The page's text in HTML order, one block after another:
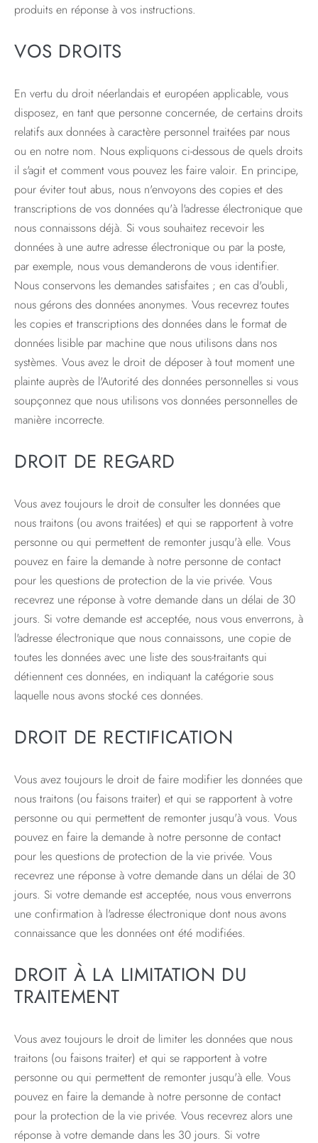
produits en réponse à vos instructions.
VOS DROITS
En vertu du droit néerlandais et européen applicable, vous
disposez, en tant que personne concernée, de certains droits
relatifs aux données à caractère personnel traitées par nous
ou en notre nom. Nous expliquons ci-dessous de quels droits
il s'agit et comment vous pouvez les faire valoir. En principe,
pour éviter tout abus, nous n'envoyons des copies et des
transcriptions de vos données qu'à l'adresse électronique que
nous connaissons déjà. Si vous souhaitez recevoir les
données à une autre adresse électronique ou par la poste,
par exemple, nous vous demanderons de vous identifier.
Nous conservons les demandes satisfaites ; en cas d'oubli,
nous gérons des données anonymes. Vous recevrez toutes
les copies et transcriptions des données dans le format de
données lisible par machine que nous utilisons dans nos
systèmes. Vous avez le droit de déposer à tout moment une
plainte auprès de l'Autorité des données personnelles si vous
soupçonnez que nous utilisons vos données personnelles de
manière incorrecte.
DROIT DE REGARD
Vous avez toujours le droit de consulter les données que
nous traitons (ou avons traitées) et qui se rapportent à votre
personne ou qui permettent de remonter jusqu'à elle. Vous
pouvez en faire la demande à notre personne de contact
pour les questions de protection de la vie privée. Vous
recevrez une réponse à votre demande dans un délai de 30
jours. Si votre demande est acceptée, nous vous enverrons, à
l'adresse électronique que nous connaissons, une copie de
toutes les données avec une liste des sous-traitants qui
détiennent ces données, en indiquant la catégorie sous
laquelle nous avons stocké ces données.
DROIT DE RECTIFICATION
Vous avez toujours le droit de faire modifier les données que
nous traitons (ou faisons traiter) et qui se rapportent à votre
personne ou qui permettent de remonter jusqu'à vous. Vous
pouvez en faire la demande à notre personne de contact
pour les questions de protection de la vie privée. Vous
recevrez une réponse à votre demande dans un délai de 30
jours. Si votre demande est acceptée, nous vous enverrons
une confirmation à l'adresse électronique dont nous avons
connaissance que les données ont été modifiées.
DROIT À LA LIMITATION DU
TRAITEMENT
Vous avez toujours le droit de limiter les données que nous
traitons (ou faisons traiter) et qui se rapportent à votre
personne ou qui permettent de remonter jusqu'à elle. Vous
pouvez en faire la demande à notre personne de contact
pour la protection de la vie privée. Vous recevrez alors une
réponse à votre demande dans les 30 jours. Si votre